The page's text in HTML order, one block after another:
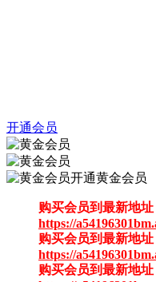
开通会员
开通黄金会员
购买会员到最新地址
https://
购买会员到最新地址
https://
购买会员到最新地址